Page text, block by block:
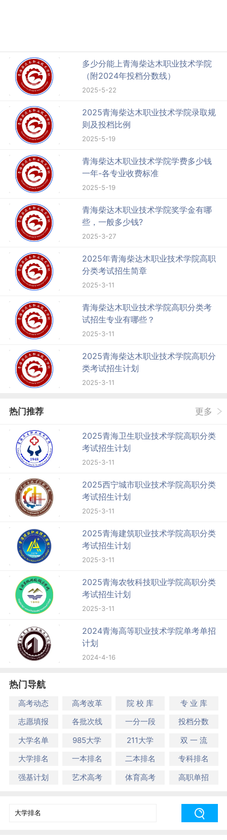
多少分能上青海柴达木职业技术学院
（附2024年投档分数线）
2025-5-22
2025青海柴达木职业技术学院录取规
则及投档比例
2025-5-19
青海柴达木职业技术学院学费多少钱
一年-各专业收费标准
2025-5-19
青海柴达木职业技术学院奖学金有哪
些，一般多少钱?
2025-3-27
2025年青海柴达木职业技术学院高职
分类考试招生简章
2025-3-11
青海柴达木职业技术学院高职分类考
试招生专业有哪些？
2025-3-11
2025青海柴达木职业技术学院高职分
类考试招生计划
2025-3-11
热门推荐 更多
2025青海卫生职业技术学院高职分类
考试招生计划
2025-3-11
2025西宁城市职业技术学院高职分类
考试招生计划
2025-3-11
2025青海建筑职业技术学院高职分类
考试招生计划
2025-3-11
2025青海农牧科技职业学院高职分类
考试招生计划
2025-3-11
2024青海高等职业技术学院单考单招
计划
2024-4-16
热门导航
高考动态 高考改革 院 校 库
专 业 库
志愿填报
各批次线 一分一段
投档分数
大学名单
985大学 211大学
双 一 流
大学排名
一本排名 二本排名
专科排名
强基计划
艺术高考 体育高考 高职单招